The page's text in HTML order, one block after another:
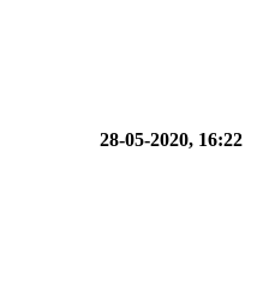
28-05-2020, 16:22